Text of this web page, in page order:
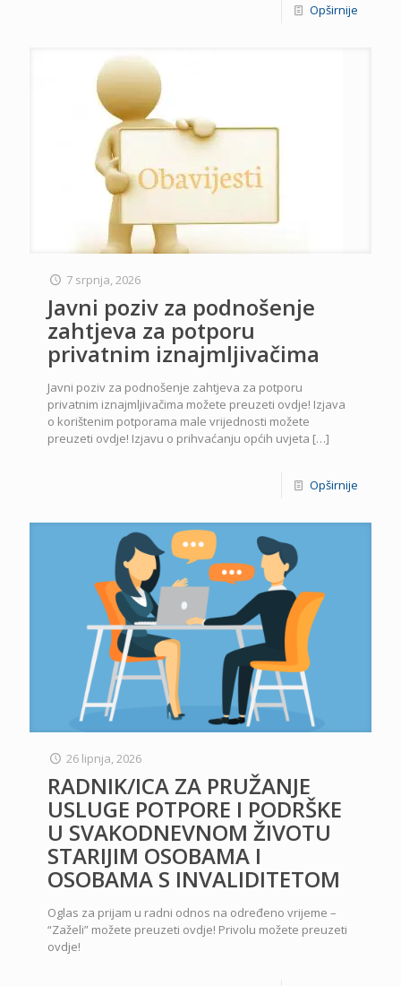
Opširnije
7 srpnja, 2026
Javni poziv za podnošenje
zahtjeva za potporu
privatnim iznajmljivačima
Javni poziv za podnošenje zahtjeva za potporu
privatnim iznajmljivačima možete preuzeti ovdje! Izjava
o korištenim potporama male vrijednosti možete
preuzeti ovdje! Izjavu o prihvaćanju općih uvjeta […]
Opširnije
26 lipnja, 2026
RADNIK/ICA ZA PRUŽANJE
USLUGE POTPORE I PODRŠKE
U SVAKODNEVNOM ŽIVOTU
STARIJIM OSOBAMA I
OSOBAMA S INVALIDITETOM
Oglas za prijam u radni odnos na određeno vrijeme –
“Zaželi” možete preuzeti ovdje! Privolu možete preuzeti
ovdje!